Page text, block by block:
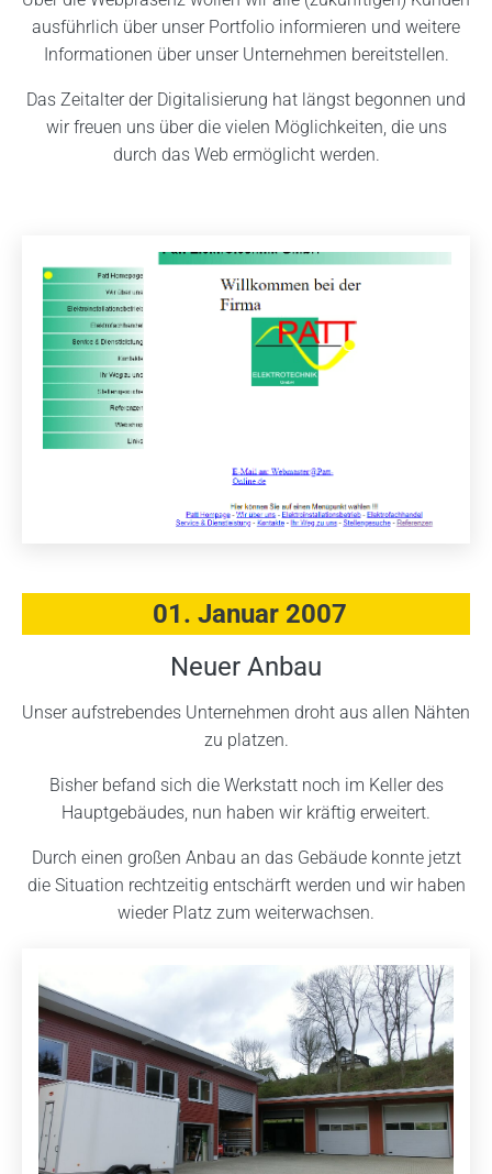
ausführlich über unser Portfolio informieren und weitere
Informationen über unser Unternehmen bereitstellen.
Das Zeitalter der Digitalisierung hat längst begonnen und
wir freuen uns über die vielen Möglichkeiten, die uns
durch das Web ermöglicht werden.
01. Januar 2007
Neuer Anbau
Unser aufstrebendes Unternehmen droht aus allen Nähten
zu platzen.
Bisher befand sich die Werkstatt noch im Keller des
Hauptgebäudes, nun haben wir kräftig erweitert.
Durch einen großen Anbau an das Gebäude konnte jetzt
die Situation rechtzeitig entschärft werden und wir haben
wieder Platz zum weiterwachsen.